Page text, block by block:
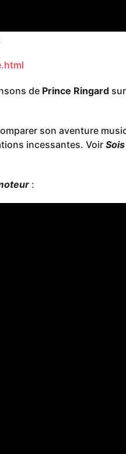
de Prince Ringard
son aventure
incessantes. Voir
: